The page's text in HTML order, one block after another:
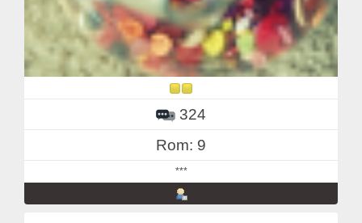
324
Rom: 9
***